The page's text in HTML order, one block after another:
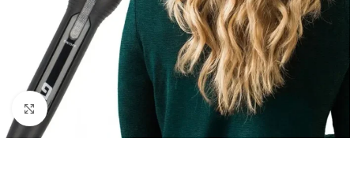
Haga Clic Para Ampliar